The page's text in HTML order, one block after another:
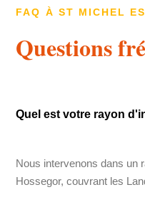
FAQ À ST MICHEL
Questions
Quel est votre rayon
Nous intervenons dans un
Hossegor, couvrant les